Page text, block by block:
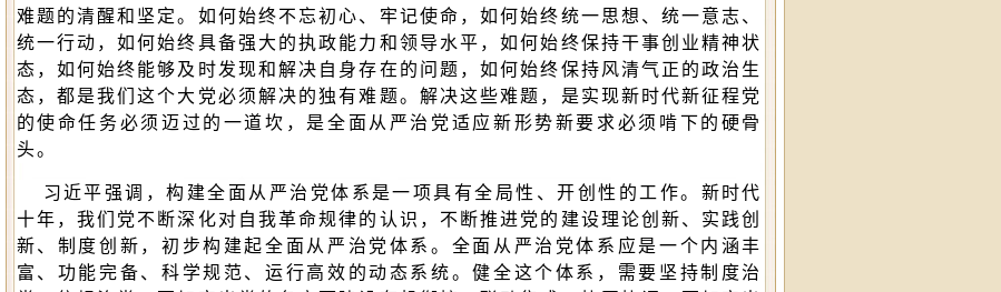
难题的清醒和坚定。如何始终不忘初心、牢记使命，如何始终统一思想、统一意志、
统一行动，如何始终具备强大的执政能力和领导水平，如何始终保持干事创业精神状
态，如何始终能够及时发现和解决自身存在的问题，如何始终保持风清气正的政治生
态，都是我们这个大党必须解决的独有难题。解决这些难题，是实现新时代新征程党
的使命任务必须迈过的一道坎，是全面从严治党适应新形势新要求必须啃下的硬骨
头。
习近平强调，构建全面从严治党体系是一项具有全局性、开创性的工作。新时代
十年，我们党不断深化对自我革命规律的认识，不断推进党的建设理论创新、实践创
新、制度创新，初步构建起全面从严治党体系。全面从严治党体系应是一个内涵丰
富、功能完备、科学规范、运行高效的动态系统。健全这个体系，需要坚持制度治